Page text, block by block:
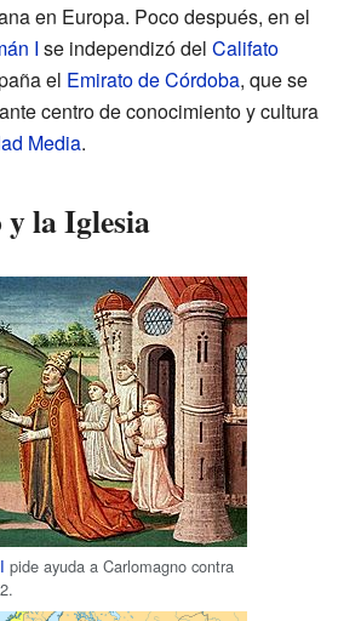
en Europa. Poco después, en el
I se independizó del Califato
el Emirato de Córdoba, que se
centro de conocimiento y cultura
Media.
la Iglesia
pide ayuda a Carlomagno contra